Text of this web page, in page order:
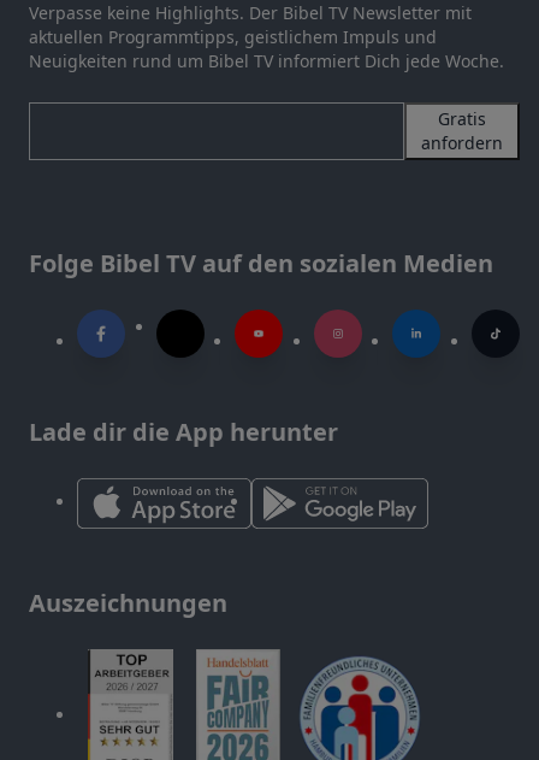
Verpasse keine Highlights. Der Bibel TV Newsletter mit
aktuellen Programmtipps, geistlichem Impuls und
Neuigkeiten rund um Bibel TV informiert Dich jede Woche.
Gratis
anfordern
Folge Bibel TV auf den sozialen Medien
Lade dir die App herunter
Auszeichnungen